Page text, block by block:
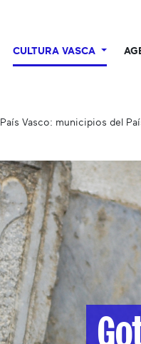
CULTURA VASCA
Vasco: municipios del